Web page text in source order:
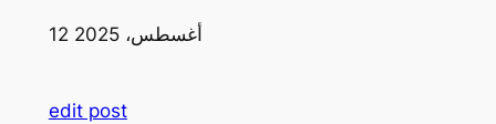
12 أغسطس، 2025
edit post